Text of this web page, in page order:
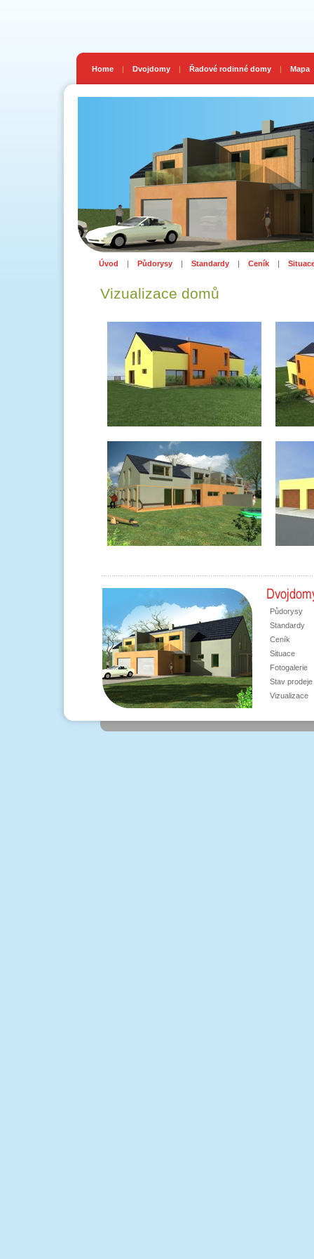
Home | Dvojdomy | Řadové rodinné domy | Mapa
Úvod | Půdorysy | Standardy | Ceník |
Vizualizace domů
Půdorysy
Standardy
Ceník
Situace
Fotogalerie
Stav prodeje
Vizualizace